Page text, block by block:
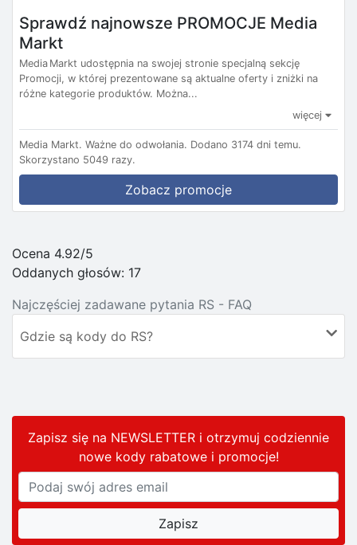
Sprawdź najnowsze PROMOCJE Media
Markt
Media Markt udostępnia na swojej stronie specjalną sekcję
Promocji, w której prezentowane są aktualne oferty i zniżki na
różne kategorie produktów. Można...
więcej
Media Markt. Ważne do odwołania. Dodano 3174 dni temu.
Skorzystano 5049 razy.
Zobacz promocje
Ocena 4.92/5
Oddanych głosów: 17
Najczęściej zadawane pytania RS - FAQ
Gdzie są kody do RS?
Zapisz się na NEWSLETTER i otrzymuj codziennie
nowe kody rabatowei promocje!